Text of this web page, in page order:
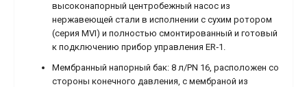
высоконапорный центробежный насос из
нержавеющей стали в исполнении с сухим ротором
(серия MVI) и полностью смонтированный и готовый
к подключению прибор управления ER‐1.
Мембранный напорный бак: 8 л/PN 16, расположен со
стороны конечного давления, с мембраной из